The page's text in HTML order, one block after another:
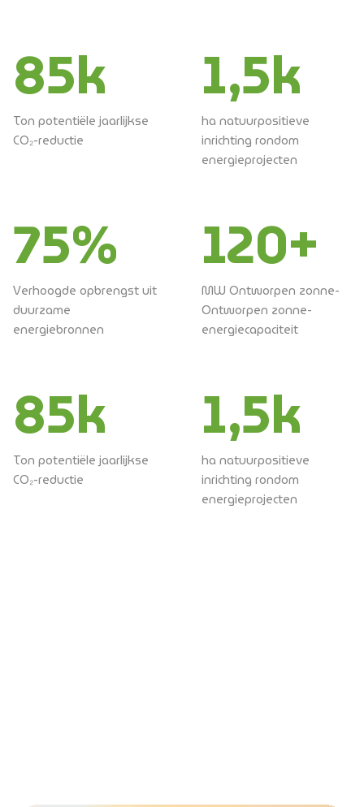
85k
Ton potentiële jaarlijkse
CO₂-reductie
1,5k
ha natuurpositieve
inrichting rondom
energieprojecten
75%
Verhoogde opbrengst uit
duurzame
energiebronnen
120+
MW Ontworpen zonne-
Ontworpen zonne-
energiecapaciteit
85k
Ton potentiële jaarlijkse
CO₂-reductie
1,5k
ha natuurpositieve
inrichting rondom
energieprojecten